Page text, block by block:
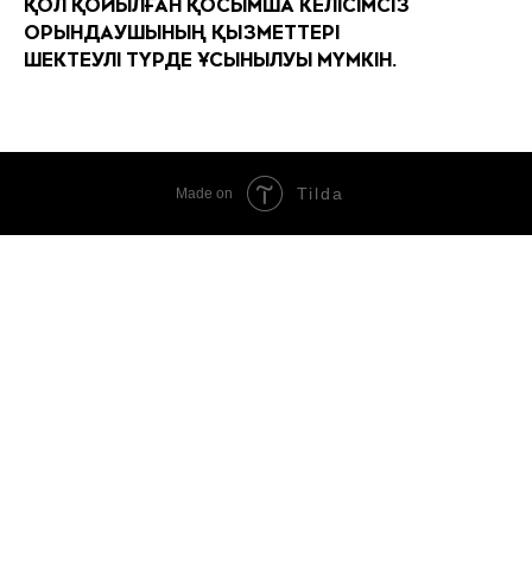
ҚОЛ ҚОЙЫЛҒАН ҚОСЫМША КЕЛІСІМСІЗ
ОРЫНДАУШЫНЫҢ ҚЫЗМЕТТЕРІ
ШЕКТЕУЛІ ТҮРДЕ ҰСЫНЫЛУЫ МҮМКІН.
Made on Tilda